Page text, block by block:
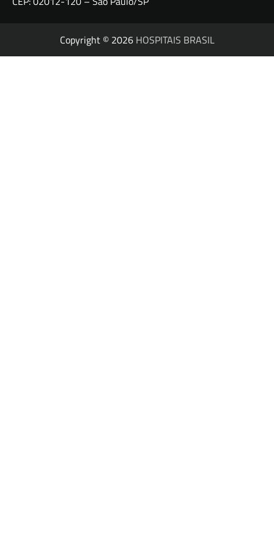
Copyright © 2026 HOSPITAIS BRASIL